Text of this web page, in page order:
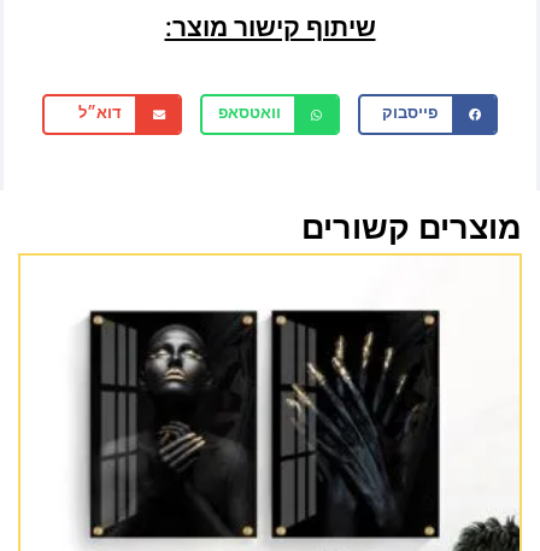
שיתוף קישור מוצר:
פייסבוק וואטסאפ דוא״ל
מוצרים קשורים